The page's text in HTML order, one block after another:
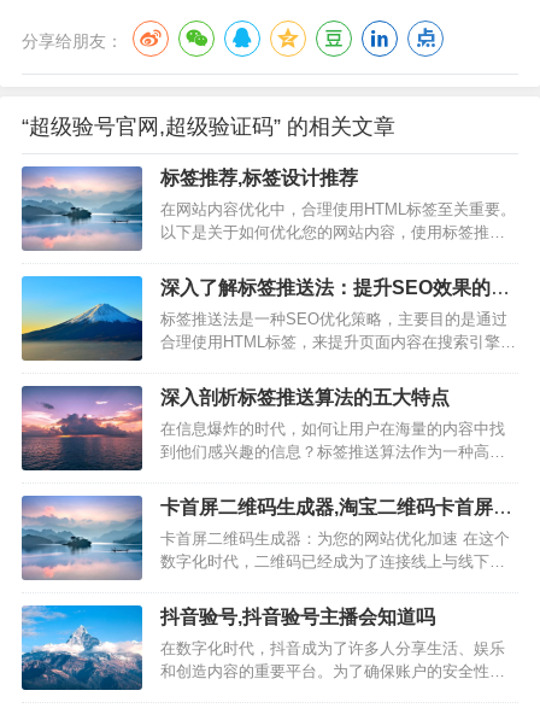
分享给朋友：
“超级验号官网,超级验证码” 的相关文章
标签推荐,标签设计推荐
在网站内容优化中，合理使用HTML标签至关重要。
以下是关于如何优化您的网站内容，使用标签推荐
H6）用于定义页面标题，具有不同的级别。合理使
用标题标签可以提高页面的结构层次，对搜索引擎
优化有重要作用。 主标题使用H1标签，仅出现一
次，并包含…
深入了解标签推送法：提升SEO效果的关
键策略
标签推送法是一种SEO优化策略，主要目的是通过
合理使用HTML标签，来提升页面内容在搜索引擎中
明，按照SEO文章的写作规则进行编写： 在数字营
销的世界中，SEO（搜索引擎优化）是提升网站可
见性的关键。而“标签推送法”作为一种有效的SEO策
略，被越…
深入剖析标签推送算法的五大特点
在信息爆炸的时代，如何让用户在海量的内容中找
到他们感兴趣的信息？标签推送算法作为一种高效
签推送算法的五大特点。 一、精准匹配用户兴趣 标
签推送算法的核心在于分析用户的兴趣和行为，通
过标签对内容进行分类，推送与用户兴趣相匹配的
内容。这种算法能够精确地捕捉用…
卡首屏二维码生成器,淘宝二维码卡首屏生
成器
卡首屏二维码生成器：为您的网站优化加速 在这个
数字化时代，二维码已经成为了连接线上与线下的
维码生成器，帮助您的网站在SEO优化中取得更好
的表现。 卡首屏二维码生成器是一种便捷的工具，
它允许用户快速生成具有特定功能的二维码。这些
二维码可以直接嵌入到网…
抖音验号,抖音验号主播会知道吗
在数字化时代，抖音成为了许多人分享生活、娱乐
和创造内容的重要平台。为了确保账户的安全性，